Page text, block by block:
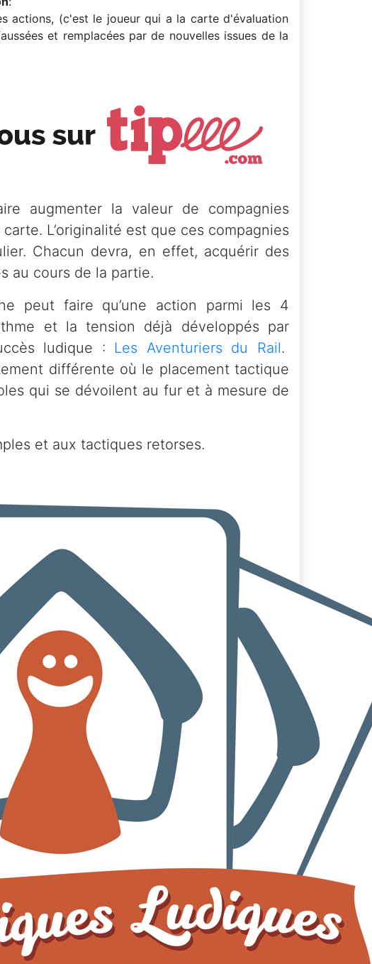
actions, (c'est le joueur qui a la carte d'évaluation
et remplacées par de nouvelles issues de la
augmenter la valeur de compagnies
L’originalité est que ces compagnies
Chacun devra, en effet, acquérir des
au cours de la partie.
peut faire qu’une action parmi les 4
et la tension déjà développés par
ludique : Les Aventuriers du Rail.
différente où le placement tactique
qui se dévoilent au fur et à mesure de
et aux tactiques retorses.